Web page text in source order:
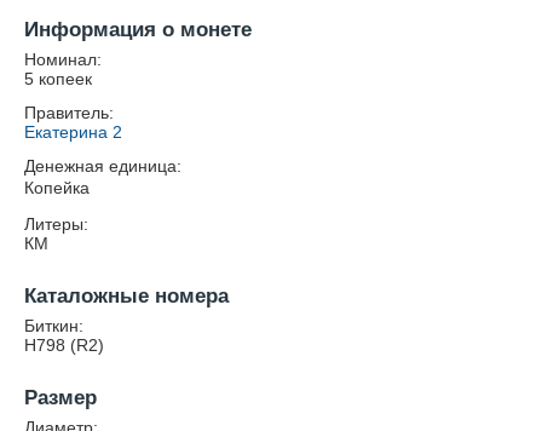
Информация о монете
Номинал:
5 копеек
Правитель:
Екатерина 2
Денежная единица:
Копейка
Литеры:
КМ
Каталожные номера
Биткин:
Н798 (R2)
Размер